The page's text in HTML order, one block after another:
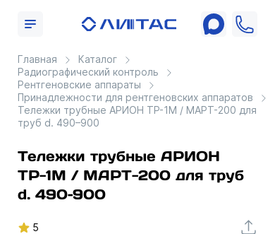
Главная
Каталог
Радиографический контроль
Рентгеновские аппараты
Принадлежности для рентгеновских аппаратов
Тележки трубные АРИОН ТР-1М / МАРТ-200 для
труб d. 490–900
Тележки трубные АРИОН
ТР-1М / МАРТ-200 для труб
d. 490–900
5